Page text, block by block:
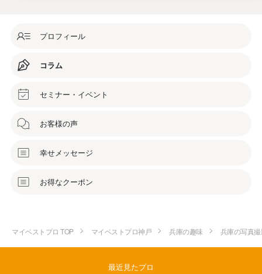
プロフィール
コラム
セミナー・イベント
お客様の声
幸せメッセージ
お得なクーポン
マイベストプロ TOP マイベストプロ神戸 兵庫の趣味 兵庫の写真
最近見たプロ